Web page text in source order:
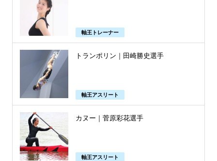
軸王トレーナー
トランポリン｜田崎勝史選手
軸王アスリート
カヌー｜菅原彩花選手
軸王アスリート